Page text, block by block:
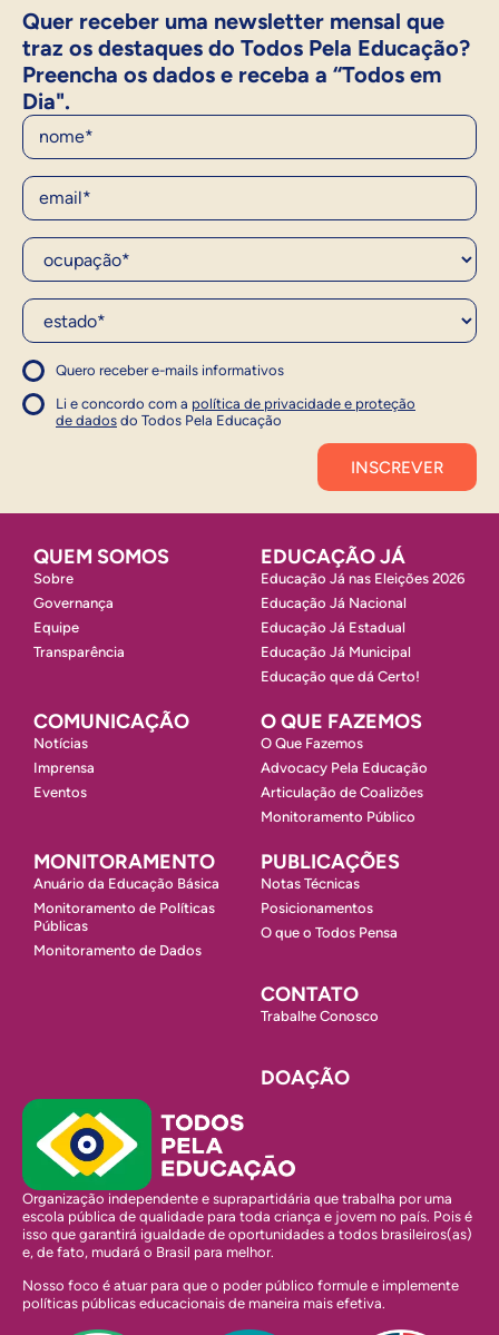
Quer receber uma newsletter mensal que
traz os destaques do Todos Pela Educação?
Preencha os dados e receba a “Todos em
Dia".
Nome
E-Mail
Ocupação*
Estado*
Quero receber e-mails informativos
1
Concordo com a política
Concordo com a política
Li e concordo com a política de privacidade e proteção
de dados do Todos Pela Educação
1
QUEM SOMOS
Sobre
Governança
Equipe
Transparência
EDUCAÇÃO JÁ
Educação Já nas Eleições 2026
Educação Já Nacional
Educação Já Estadual
Educação Já Municipal
Educação que dá Certo!
COMUNICAÇÃO
Notícias
Imprensa
Eventos
O QUE FAZEMOS
O Que Fazemos
Advocacy Pela Educação
Articulação de Coalizões
Monitoramento Público
MONITORAMENTO
Anuário da Educação Básica
Monitoramento de Políticas
Públicas
Monitoramento de Dados
PUBLICAÇÕES
Notas Técnicas
Posicionamentos
O que o Todos Pensa
CONTATO
Trabalhe Conosco
DOAÇÃO
Organização independente e suprapartidária que trabalha por uma
escola pública de qualidade para toda criança e jovem no país. Pois é
isso que garantirá igualdade de oportunidades a todos brasileiros(as)
e, de fato, mudará o Brasil para melhor.
Nosso foco é atuar para que o poder público formule e implemente
políticas públicas educacionais de maneira mais efetiva.